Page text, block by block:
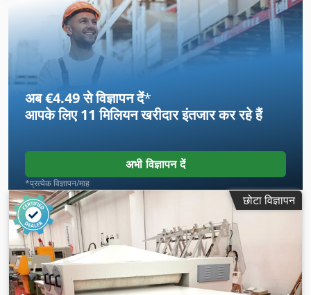
अब €4.49 से विज्ञापन दें*
आपके लिए11 मिलियन खरीदारइंतजार कर रहे हैं
अभी विज्ञापन दें
*प्रत्येक विज्ञापन/माह
छोटा विज्ञापन